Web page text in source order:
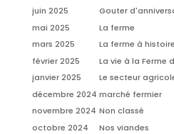
juin 2025
mai 2025
mars 2025
février 2025
janvier 2025
décembre 2024
novembre 2024
octobre 2024
Gouter
La ferme
La ferme à
La vie à la Ferme
Le secteur
marché fermier
Non classé
Nos viandes